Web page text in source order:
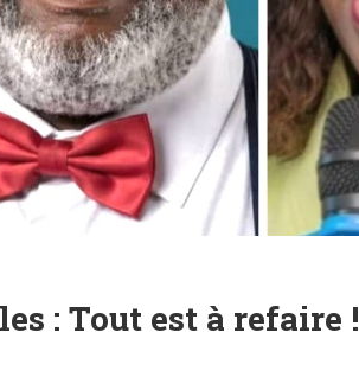
: Tout est à refaire !